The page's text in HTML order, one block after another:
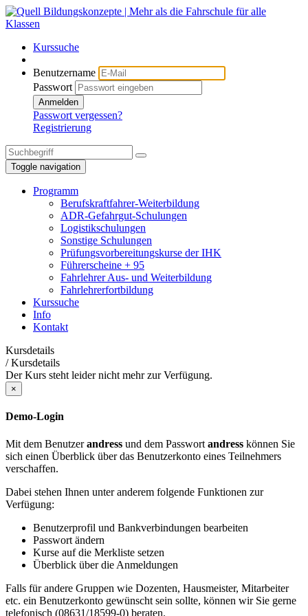
Kurssuche
Benutzername
Passwort
Anmelden
Passwort vergessen?
Registrierung
Toggle navigation
Programm
Berufskraftfahrer-Weiterbildung
ADR-Gefahrgut-Schulungen
Logistikschulungen
Sonstige Schulungen
Prüfungsvorbereitungskurse der IHK
Führerscheine + 95
Fahrlehrer Aus- und Weiterbildung
Fahrlehrerfortbildung
Kurssuche
Info
Kontakt
Kursdetails
/Kursdetails
Der Kurs steht leider nicht mehr zur Verfügung.
×
Demo-Login
Mit dem Benutzerandress und dem Passwort andress können Sie
sich einen Überblick über das Benutzerkonto eines Teilnehmers
verschaffen.
Dabei stehen Ihnen unter anderem folgende Funktionen zur
Verfügung:
Benutzerprofil und Bankverbindungen bearbeiten
Passwort ändern
Kurse auf die Merkliste setzen
Überblick über die Anmeldungen
Falls für andere Gruppen wie Dozenten, Hausmeister, Mitarbeiter
etc. ein Benutzerkonto gewünscht sein sollte, können wir Sie gerne
telefonisch (08631/18599-0) beraten.